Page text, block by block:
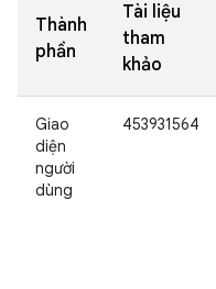
Thành
phần
Tài liệu
tham
khảo
Giao
diện
người
dùng
453931564